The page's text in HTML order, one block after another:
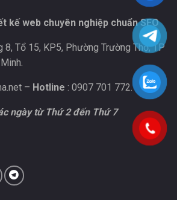
kế web chuyên nghiệp chuẩn SEO
8, Tổ 15, KP5, Phường Trường Thọ, TP
– Hotline : 0907 701 772.
ngày từ Thứ 2 đến Thứ 7